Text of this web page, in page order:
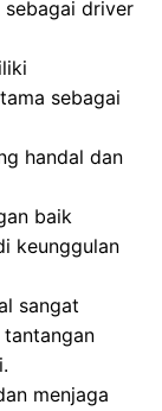
driver
sebagai
handal dan
baik
keunggulan
sangat
menjaga